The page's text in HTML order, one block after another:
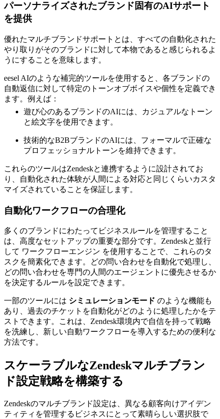
パーソナライズされたブランド固有のAIサポート
を提供
優れたマルチブランドサポートとは、すべての自動化された
やり取りがそのブランドに対して本物であると感じられるよ
うにすることを意味します。
eesel AIのような補完的ツールを使用すると、各ブランドの
自動返信に対して特定のトーンオブボイスや個性を定義でき
ます。例えば：
遊び心のあるブランドのAIには、カジュアルなトーン
と絵文字を使用できます。
技術的なB2BブランドのAIには、フォーマルで正確な
プロフェッショナルトーンを維持できます。
これらのツールはZendeskと連携するように設計されてお
り、自動化された体験が人間による対応と同じくらいカスタ
マイズされていることを保証します。
自動化ワークフローの合理化
多くのブランドにわたってビジネスルールを管理すること
は、高度なセットアップの重要な部分です。Zendeskと並行
して ワークフローエンジン を使用することで、これらのタ
スクを簡素化できます。どの問い合わせを自動化で処理し、
どの問い合わせを専門の人間のエージェントに優先させるか
を決定するルールを設定できます。
一部のツールには シミュレーションモード のような機能も
あり、過去のチケットを自動化がどのように処理したかをテ
ストできます。これは、Zendesk環境内で自信を持って戦略
を洗練し、新しい自動ワークフローを導入するための便利な
方法です。
スケーラブルなZendeskマルチブラン
ド設定戦略を構築する
Zendeskのマルチブランド設定は、異なる顧客向けアイデン
ティティを管理するビジネスにとって素晴らしい選択肢で